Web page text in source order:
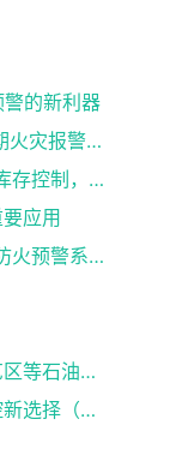
的新利器
智慧消防 火眼护航—专业视频图像早期火灾报警系统
枣庄市WMS智能仓库管理系统：优化库存控制，提升物流效率
应用
智能森林消防监测预警系统_智能森林防火预警系统_智能森林消防防火解决方案
火眼消防系统在河南省许昌市生产工艺区等石油化工方面提高预防火灾安全隐患
火眼智能图像报警，东莞鞋厂火灾防控新选择（火眼可视图像早期火灾智能报警系统）